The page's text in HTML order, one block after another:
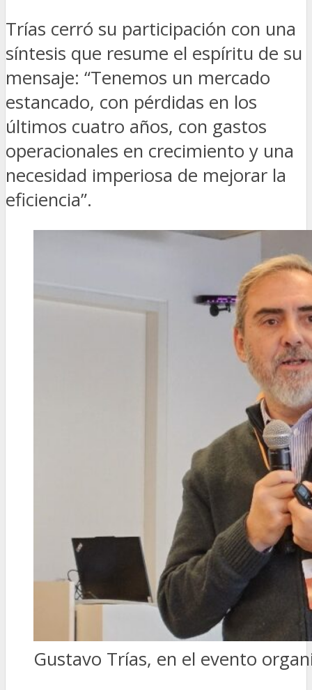
Trías cerró su participación con una
síntesis que resume el espíritu de su
mensaje: “Tenemos un mercado
estancado, con pérdidas en los
últimos cuatro años, con gastos
operacionales en crecimiento y una
necesidad imperiosa de mejorar la
eficiencia”.
Gustavo Trías, en el evento